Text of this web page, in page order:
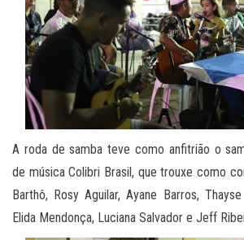
A roda de samba teve como anfitrião o
de música Colibri Brasil, que trouxe como
Barthô, Rosy Aguilar, Ayane Barros,
Elida Mendonça, Luciana Salvador e Jeff